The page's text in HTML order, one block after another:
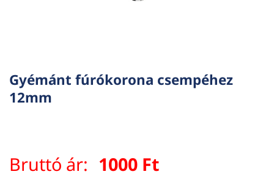
Gyémánt fúrókorona csempéhez
12mm
Bruttó ár: 1000 Ft